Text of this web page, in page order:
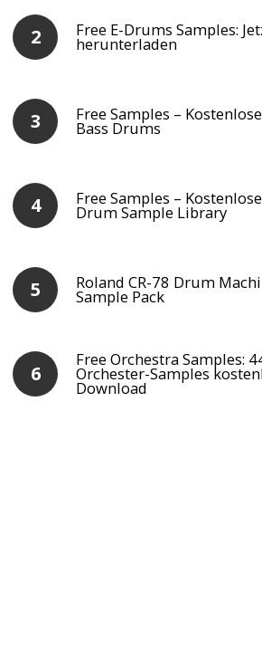
Free E-Drums Samples:
herunterladen
Free Samples –
Bass Drums
Free Samples –
Drum Sample Library
Roland CR-78 Drum
Sample Pack
Free Orchestra Samples:
Orchester-Samples
Download